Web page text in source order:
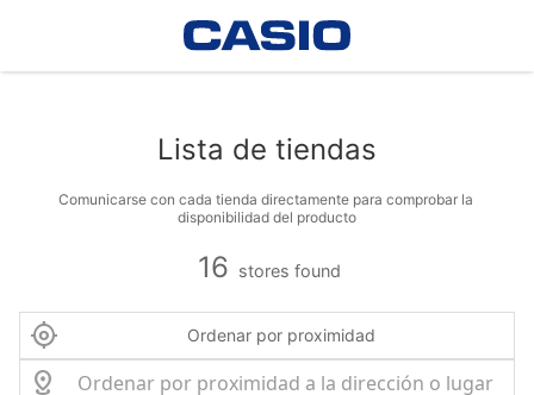
Lista de tiendas
Comunicarse con cada tienda directamente para comprobar la
disponibilidad del producto
16 stores found
Ordenar por proximidad